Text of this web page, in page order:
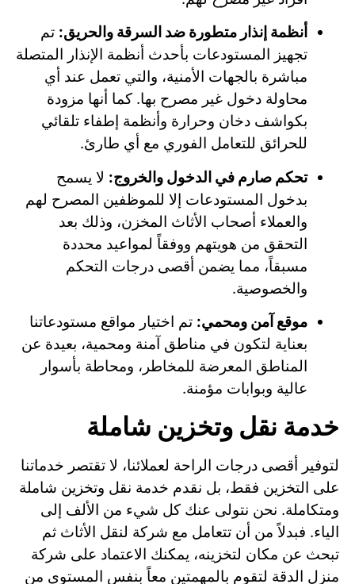
أنظمة إنذار متطورة ضد السرقة والحريق: تم
تجهيز المستودعات بأحدث أنظمة الإنذار المتصلة
مباشرة بالجهات الأمنية، والتي تعمل عند أي
محاولة دخول غير مصرح بها. كما أنها مزودة
بكواشف دخان وحرارة وأنظمة إطفاء تلقائي
للحرائق للتعامل الفوري مع أي طارئ.
تحكم صارم في الدخول والخروج: لا يسمح
بدخول المستودعات إلا للموظفين المصرح لهم
والعملاء أصحاب الأثاث المخزن، وذلك بعد
التحقق من هويتهم ووفقاً لمواعيد محددة
مسبقاً، مما يضمن أقصى درجات التحكم
والخصوصية.
موقع آمن ومحمي: تم اختيار مواقع مستودعاتنا
بعناية لتكون في مناطق آمنة ومحمية، بعيدة عن
المناطق المعرضة للمخاطر، ومحاطة بأسوار
عالية وبوابات مؤمنة.
خدمة نقل وتخزين شاملة
لتوفير أقصى درجات الراحة لعملائنا، لا تقتصر خدماتنا
على التخزين فقط، بل نقدم خدمة نقل وتخزين شاملة
ومتكاملة. نحن نتولى عنك كل شيء من الألف إلى
الياء. فبدلاً من أن تتعامل مع شركة لنقل الأثاث ثم
تبحث عن مكان لتخزينه، يمكنك الاعتماد على شركة
منزل الدقة لتقوم بالمهمتين معاً بنفس المستوى من